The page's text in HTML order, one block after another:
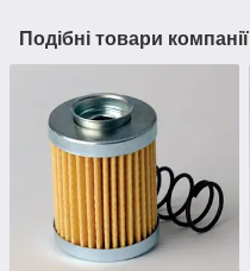
Подібні товари компанії